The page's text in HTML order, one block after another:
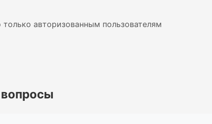
авторизованным пользователям